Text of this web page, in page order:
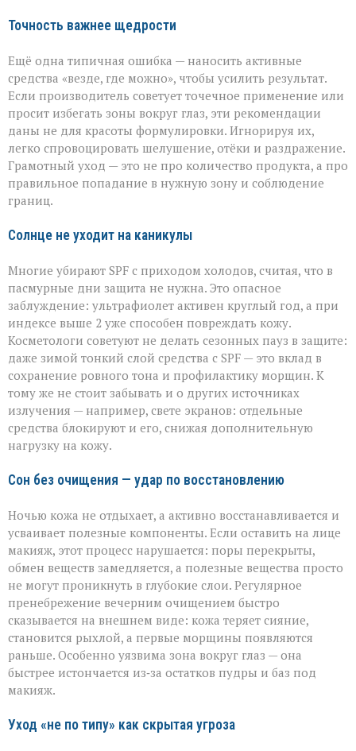
Точность важнее щедрости
Ещё одна типичная ошибка — наносить активные
средства «везде, где можно», чтобы усилить результат.
Если производитель советует точечное применение или
просит избегать зоны вокруг глаз, эти рекомендации
даны не для красоты формулировки. Игнорируя их,
легко спровоцировать шелушение, отёки и раздражение.
Грамотный уход — это не про количество продукта, а про
правильное попадание в нужную зону и соблюдение
границ.
Солнце не уходит на каникулы
Многие убирают SPF с приходом холодов, считая, что в
пасмурные дни защита не нужна. Это опасное
заблуждение: ультрафиолет активен круглый год, а при
индексе выше 2 уже способен повреждать кожу.
Косметологи советуют не делать сезонных пауз в защите:
даже зимой тонкий слой средства с SPF — это вклад в
сохранение ровного тона и профилактику морщин. К
тому же не стоит забывать и о других источниках
излучения — например, свете экранов: отдельные
средства блокируют и его, снижая дополнительную
нагрузку на кожу.
Сон без очищения — удар по восстановлению
Ночью кожа не отдыхает, а активно восстанавливается и
усваивает полезные компоненты. Если оставить на лице
макияж, этот процесс нарушается: поры перекрыты,
обмен веществ замедляется, а полезные вещества просто
не могут проникнуть в глубокие слои. Регулярное
пренебрежение вечерним очищением быстро
сказывается на внешнем виде: кожа теряет сияние,
становится рыхлой, а первые морщины появляются
раньше. Особенно уязвима зона вокруг глаз — она
быстрее истончается из‑за остатков пудры и баз под
макияж.
Уход «не по типу» как скрытая угроза